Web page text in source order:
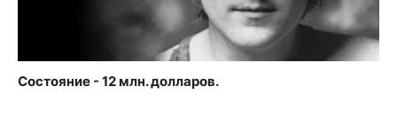
Состояние - 12 млн. долларов.